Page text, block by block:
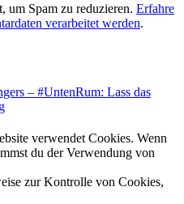
um Spam zu reduzieren. Erfahre
verarbeitet werden.
– #UntenRum: Lass das
verwendet Cookies. Wenn
du der Verwendung von
zur Kontrolle von Cookies,